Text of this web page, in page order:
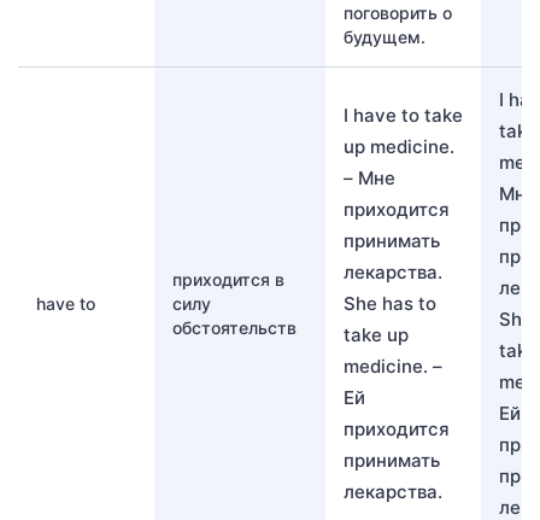
поговорить о
будущем.
have to
приходится в
силу
обстоятельств
I have to take
up medicine.
– Мне
приходится
принимать
лекарства.
She has to
take up
medicine. –
Ей
приходится
принимать
лекарства.
I
Мне
She
Ей